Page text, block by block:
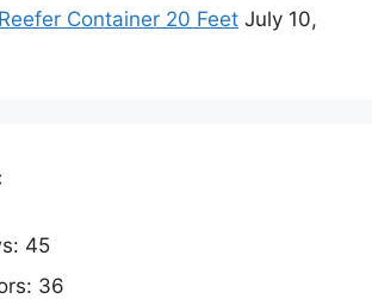
Container 20 Feet July 10,
45
36